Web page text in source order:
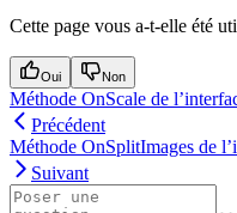
Cette page vous a-t-elle été
Oui Non
Méthode OnScale de
Précédent
Méthode OnSplitImages de
Suivant